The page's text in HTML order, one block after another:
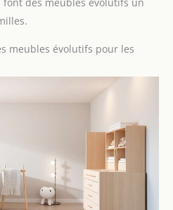
des meubles évolutifs un
meubles évolutifs pour les